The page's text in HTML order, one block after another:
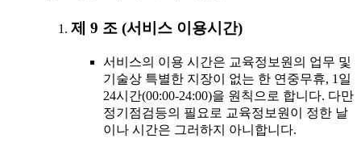
제 9 조 (서비스 이용시간)
서비스의 이용 시간은 교육정보원의 업무 및
기술상 특별한 지장이 없는 한 연중무휴, 1일
24시간(00:00-24:00)을 원칙으로 합니다. 다만
정기점검등의 필요로 교육정보원이 정한 날
이나 시간은 그러하지 아니합니다.